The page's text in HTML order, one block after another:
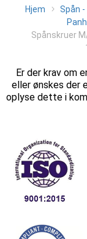
Hjem Spån
Spånskruer
Er der krav om
eller ønskes der
oplyse dette i